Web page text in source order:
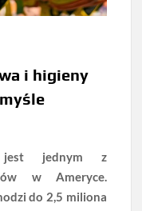
i higieny
jest jednym z
w Ameryce.
do 2,5 miliona